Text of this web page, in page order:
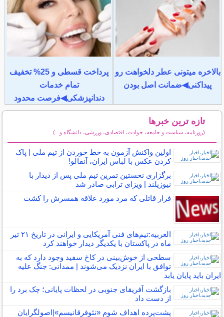
بالاخره میتونی عطر دلخواهت رو
پیداکنی◀ضمانت اصل بودن
پرداخت قسطی و 25% تخفیف
تمام خدمات
دندانپزشکی◀فرصت محدود
تازه ترین خبرها
(روزنامه، سیاست و جامعه، حوادث، اقتصادی، ورزشی، دانشگاه و...)
اولین واکنش آزمون به خط خوردن از تیم ملی | پاک
کردن عکس با لباس ایران، آنفالو!
برگزاری نخستین تمرین تیم ملی پس از دیدار با
نیوزیلند | ویزای ترابی صادر شد
فرار قاتلی که مرد مورد علاقه همسرش را کشت
العربیه:تیم‌های فنی آمریکایی و ایرانی در تاریخ ۲۱ تیر
ماه در پاکستان با یکدیگر دیدار خواهند کرد
سطحی از خوش‌بینی در کاخ سفید وجود دارد که به
توافق با ایران نزدیک می‌شوند | ممدانی: جنگ علیه
ایران باید پایان یابد
بازگشت آفریقای جنوبی در لحظات پایانی؛ چک برد را
از دست داد
پشت‌پرده اهداف شوم «نئوفرقانیسم»|اصولگرایان